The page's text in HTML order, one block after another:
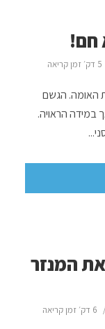
חם!
5 דק׳ זמן קריאה
האומה. הגשם
במידה הראויה.
המנזר
6 דק׳ זמן קריאה